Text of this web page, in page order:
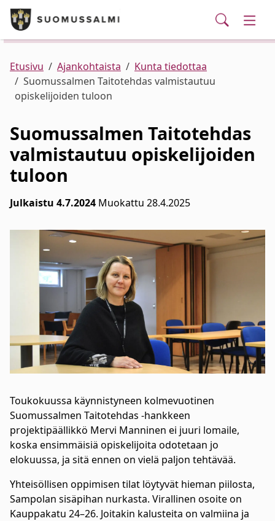
Siirry pääsisältöön
Puhelinluettelo/yhteystiedot
Palvelut
Ajankohtaista
Verkkokauppa
Haku
Kunta ja hallinto
Asuminen ja ympäristö
Varhaiskasvatus ja koulutus
Elinvoima
Kulttuuri, vapaa-aika ja nuoret
Etusivu Ajankohtaista
Kunta tiedottaa
Suomussalmen Taitotehdas valmistautuu
opiskelijoiden tuloon
Suomussalmen Taitotehdas
valmistautuu opiskelijoiden
tuloon
Julkaistu 4.7.2024 Muokattu 28.4.2025
Toukokuussa käynnistyneen kolmevuotinen
Suomussalmen Taitotehdas -hankkeen
projektipäällikkö Mervi Manninen ei juuri lomaile,
koska ensimmäisiä opiskelijoita odotetaan jo
elokuussa, ja sitä ennen on vielä paljon tehtävää.
Yhteisöllisen oppimisen tilat löytyvät hieman piilosta,
Sampolan sisäpihan nurkasta. Virallinen osoite on
Kauppakatu 24–26. Joitakin kalusteita on valmiina ja